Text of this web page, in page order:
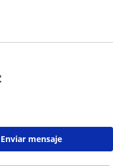
Enviar mensaje